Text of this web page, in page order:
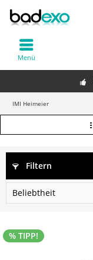
Menü
IMI Heimeier
Filtern
% TIPP!